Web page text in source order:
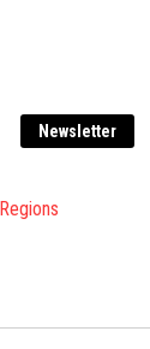
Newsletter
Regions